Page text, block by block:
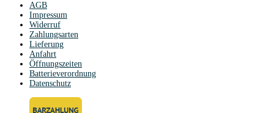
AGB
Impressum
Widerruf
Zahlungsarten
Lieferung
Anfahrt
Öffnungszeiten
Batterieverordnung
Datenschutz